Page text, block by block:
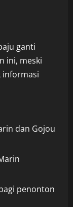
ganti
ini, meski
informasi
dan Gojou
penonton